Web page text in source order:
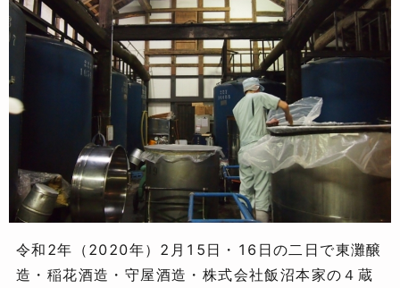
令和2年（2020年）2月15日・16日の二日で東灘醸
造・稲花酒造・守屋酒造・株式会社飯沼本家の４蔵